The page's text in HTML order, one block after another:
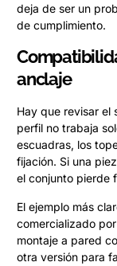
deja de ser un
de cumplimiento.
anclaje
Hay que revisar el
perfil no trabaja
escuadras, los
fijación. Si una
el conjunto pierde
El ejemplo más
comercializado
montaje a pared
otra versión para